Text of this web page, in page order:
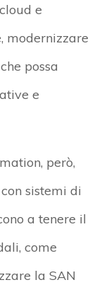
e
modernizzare
possa
e
però,
sistemi di
a tenere il
come
la SAN